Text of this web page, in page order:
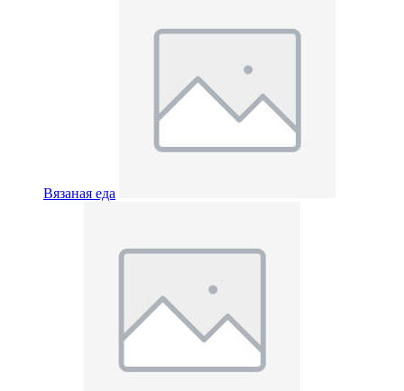
Вязаная еда